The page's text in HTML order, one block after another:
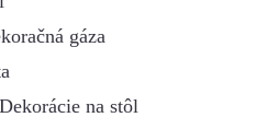
gáza
Dekorácie na stôl